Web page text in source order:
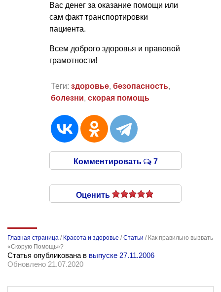
Вас денег за оказание помощи или
сам факт транспортировки
пациента.
Всем доброго здоровья и правовой
грамотности!
Теги: здоровье, безопасность,
болезни, скорая помощь
Комментировать 7
Оценить
Главная страница / Красота и здоровье /Статьи / Как правильно вызвать
«Скорую Помощь»?
Статья опубликована в выпуске 27.11.2006
Обновлено 21.07.2020